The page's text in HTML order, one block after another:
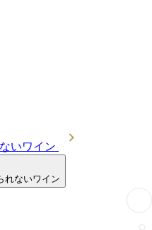
いワイン
れないワイン